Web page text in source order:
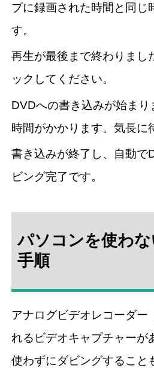
プに録画された時間と同じ
す。
再生が最後まで終わりまし
ックしてください。
DVDへの書き込みが始まり
時間がかかります。気長に
書き込みが終了し、自動で
ビング完了です。
パソコンを使わ
手順
アナログビデオレコーダー
れるビデオキャプチャーが
使わずにダビングすること